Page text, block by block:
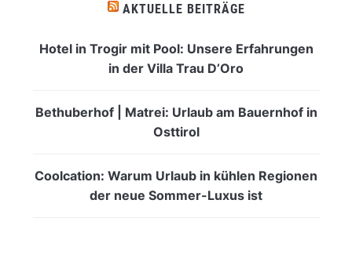
AKTUELLE BEITRÄGE
Hotel in Trogir mit Pool: Unsere Erfahrungen
in der Villa Trau D’Oro
Bethuberhof | Matrei: Urlaub am Bauernhof in
Osttirol
Coolcation: Warum Urlaub in kühlen Regionen
der neue Sommer-Luxus ist